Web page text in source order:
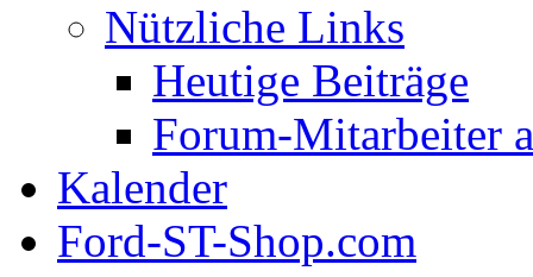
Nützliche Links
Heutige Beiträge
Forum-Mitarbeiter
Kalender
Ford-ST-Shop.com